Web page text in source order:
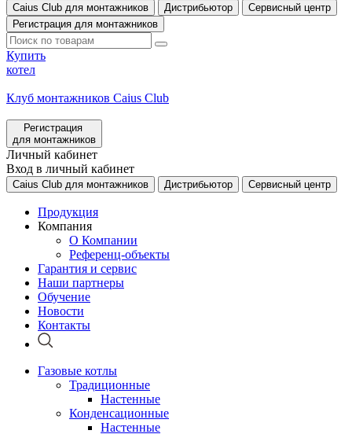
Caius Club для монтажников
Дистрибьютор
Сервисный центр
Регистрация для монтажников
Купить
котел
Клуб монтажников Caius Club
Регистрация
для монтажников
Личный кабинет
Вход в личный кабинет
Caius Club для монтажников Дистрибьютор Сервисный центр
Продукция
Компания
О Компании
Референц-объекты
Гарантия и сервис
Наши партнеры
Обучение
Новости
Контакты
Газовые котлы
Традиционные
Настенные
Конденсационные
Настенные